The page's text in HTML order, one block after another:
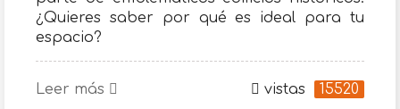
¿Quieres saber por qué es ideal para tu
espacio?
Leer más vistas 15520